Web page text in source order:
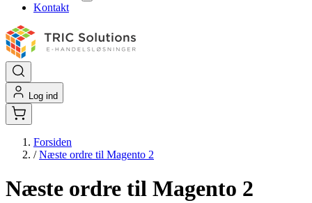
Kontakt
Log ind
Forsiden
/ Næste ordre til Magento 2
Næste ordre til Magento 2